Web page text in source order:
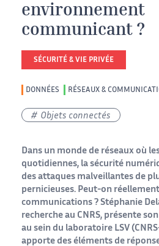
environnement
communicant ?
SÉCURITÉ & VIE PRIVÉE
DONNÉES RÉSEAUX &
Objets connectés
Dans un monde de réseaux où
quotidiennes, la sécurité
des attaques malveillantes de
pernicieuses. Peut-on
communications ? Stéphanie
recherche au CNRS, présente
au sein du laboratoire LSV
apporte des éléments de